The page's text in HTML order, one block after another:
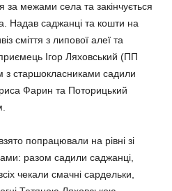
за межами села та закінчується
Надав саджанці та кошти на
сміття з липової алеї та
Ігор Ляховський (ПП
з старшокласниками садили
Фарин та Поторицький
попрацювали на рівні зі
разом садили саджанці,
чекали смачні сардельки,